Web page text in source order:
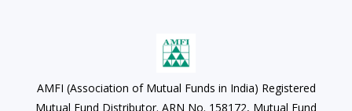
AMFI (Association of Mutual Funds in India) Registered
Mutual Fund Distributor. ARN No. 158172, Mutual Fund